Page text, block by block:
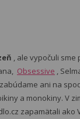
, ale vypočuli
Obsessive ,
ani na
a monokiny. V
zapamätali ako